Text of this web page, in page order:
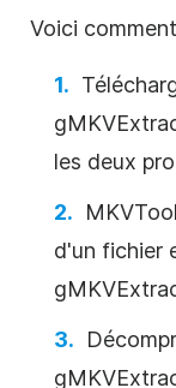
Voici
les deux
d'un fichier